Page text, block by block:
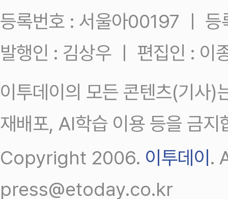
등록번호 : 서울아00197 ㅣ
발행인 : 김상우 ㅣ 편집인 : 이
이투데이의 모든 콘텐츠(기사)
재배포, AI학습 이용 등을 금지
Copyright 2006. 이투데이.
press@etoday.co.kr